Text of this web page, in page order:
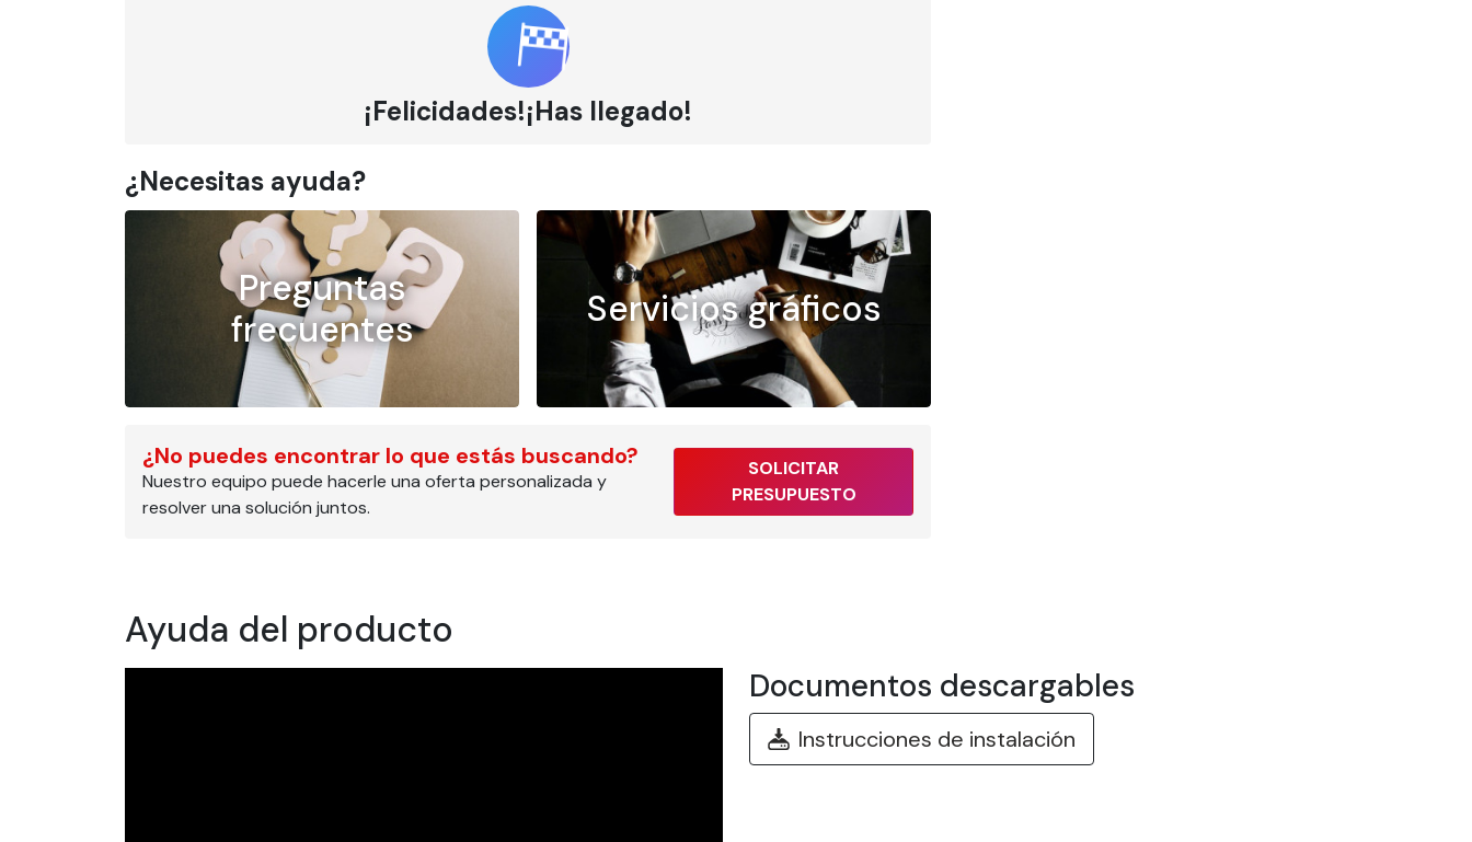
¡Felicidades!¡Has llegado!
¿Necesitas ayuda?
Preguntas
frecuentes
Servicios gráficos
¿No puedes encontrar lo que estás buscando?
Nuestro equipo puede hacerle una oferta personalizada y
resolver una solución juntos.
SOLICITAR
PRESUPUESTO
Ayuda del producto
Documentos descargables
Instrucciones de instalación